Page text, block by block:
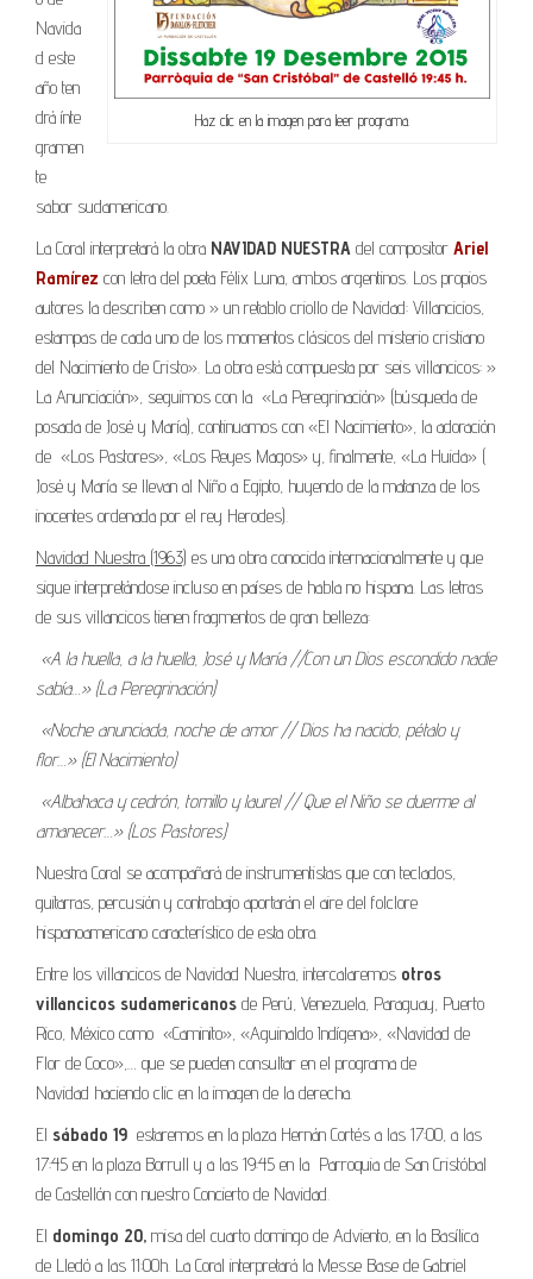
Haz clic en la imagen para leer programa.
Navida
d este
año ten
drá ínte
gramen
te
sabor sudamericano.
La Coral interpretará la obra NAVIDAD NUESTRA del compositor Ariel
Ramírez con letra del poeta Félix Luna, ambos argentinos. Los propios
autores la describen como » un retablo criollo de Navidad: Villancicios,
estampas de cada uno de los momentos clásicos del misterio cristiano
del Nacimiento de Cristo». La obra está compuesta por seis villancicos: »
La Anunciación», seguimos con la «La Peregrinación» (búsqueda de
posada de José y María), continuamos con «El Nacimiento», la adoración
de «Los Pastores», «Los Reyes Magos» y, finalmente, «La Huida» (
José y María se llevan al Niño a Egipto, huyendo de la matanza de los
inocentes ordenada por el rey Herodes).
Navidad Nuestra (1963) es una obra conocida internacionalmente y que
sigue interpretándose incluso en países de habla no hispana. Las letras
de sus villancicos tienen fragmentos de gran belleza:
«A la huella, a la huella, José y María //Con un Dios escondido nadie
sabía…» (La Peregrinación)
«Noche anunciada, noche de amor // Dios ha nacido, pétalo y
flor…» (El Nacimiento)
«Albahaca y cedrón, tomillo y laurel // Que el Niño se duerme al
amanecer…» (Los Pastores)
Nuestra Coral se acompañará de instrumentistas que con teclados,
guitarras, percusión y contrabajo aportarán el aire del folclore
hispanoamericano característico de esta obra.
Entre los villancicos de Navidad Nuestra, intercalaremos otros
villancicos sudamericanos de Perú, Venezuela, Paraguay, Puerto
Rico, México como «Caminito», «Aguinaldo Indígena», «Navidad de
Flor de Coco»,… que se pueden consultar en el programa de
Navidad haciendo clic en la imagen de la derecha.
El sábado 19 estaremos en la plaza Hernán Cortés a las 17:00, a las
17:45 en la plaza Borrull y a las 19:45 en la Parroquia de San Cristóbal
de Castellón con nuestro Concierto de Navidad.
El domingo 20, misa del cuarto domingo de Adviento, en la Basílica
de Lledó a las 11:00h. La Coral interpretará la Messe Base de Gabriel